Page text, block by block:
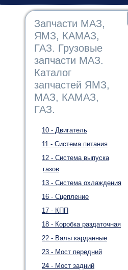
Запчасти МАЗ,
ЯМЗ, КАМАЗ,
ГАЗ. Грузовые
запчасти МАЗ.
Каталог
запчастей ЯМЗ,
МАЗ, КАМАЗ,
ГАЗ.
10 - Двигатель
11 - Система питания
12 - Система выпуска
газов
13 - Система охлаждения
16 - Сцепление
17 - КПП
18 - Коробка раздаточная
22 - Валы карданные
23 - Мост передний
24 - Мост задний